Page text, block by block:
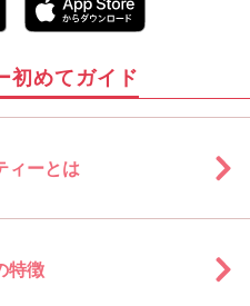
初めてガイド
ィーとは
特徴